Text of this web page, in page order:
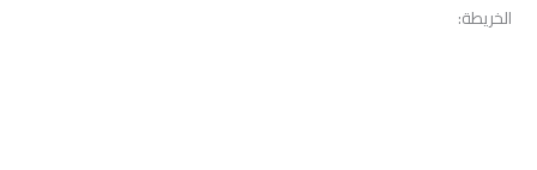
الخريطة: